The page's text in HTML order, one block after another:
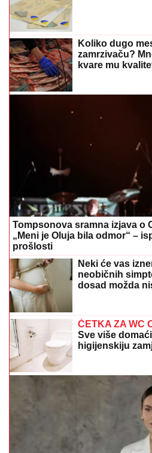
Koliko dugo
zamrzivaču?
kvare mu
Tompsonova sramna izjava o
„Meni je Oluja bila odmor“ –
prošlosti
Neki će vas
neobičnih
dosad možda
ČETKA ZA WC
Sve više
higijenskiju